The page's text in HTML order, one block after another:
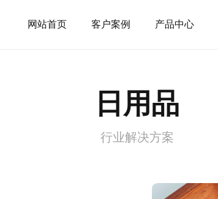
网站首页 客户案例 产品中心
日用品
行业解决方案